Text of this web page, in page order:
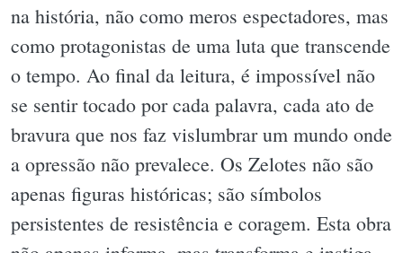
na história, não como meros espectadores, mas
como protagonistas de uma luta que transcende
o tempo. Ao final da leitura, é impossível não
se sentir tocado por cada palavra, cada ato de
bravura que nos faz vislumbrar um mundo onde
a opressão não prevalece. Os Zelotes não são
apenas figuras históricas; são símbolos
persistentes de resistência e coragem. Esta obra